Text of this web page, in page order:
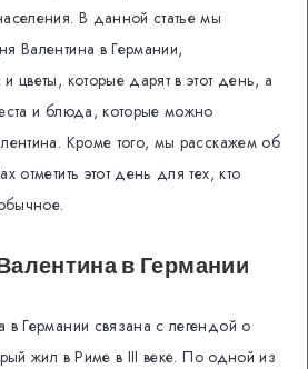
В данной статье мы
Валентина в Германии,
цветы, которые дарят в этот день, а
и блюда, которые можно
Кроме того, мы расскажем об
отметить этот день для тех, кто
в Германии
Германии связана с легендой о
жил в Риме в III веке. По одной из